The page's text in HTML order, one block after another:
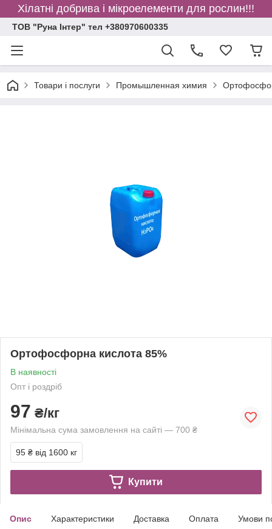
Хілатні добрива і мікроелементи для рослин!!!
ТОВ "Руна Інтер" тел +380970600335
Товари і послуги Промышленная химия
Ортофосфорна кислота 85%
В наявності
Опт і роздріб
97 ₴/кг
Мінімальна сума замовлення на сайті — 700 ₴
95 ₴ від 1600 кг
Купити
Опис Характеристики Доставка Оплата Умови